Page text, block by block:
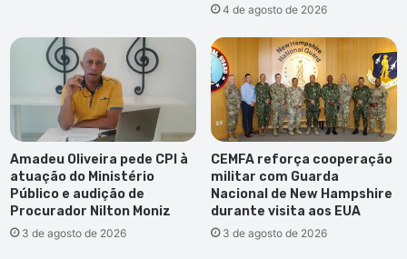
4 de agosto de 2026
Amadeu Oliveira pede CPI à
atuação do Ministério
Público e audição de
Procurador Nilton Moniz
3 de agosto de 2026
CEMFA reforça cooperação
militar com Guarda
Nacional de New Hampshire
durante visita aos EUA
3 de agosto de 2026